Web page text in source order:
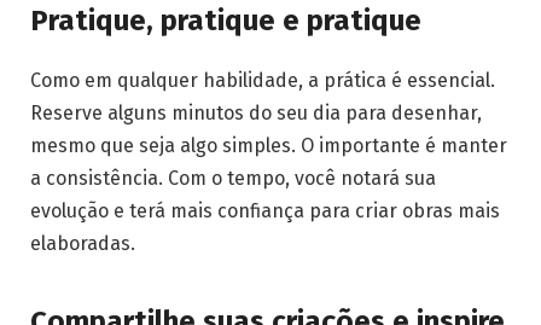
Pratique, pratique e pratique
Como em qualquer habilidade, a prática é essencial.
Reserve alguns minutos do seu dia para desenhar,
mesmo que seja algo simples. O importante é manter
a consistência. Com o tempo, você notará sua
evolução e terá mais confiança para criar obras mais
elaboradas.